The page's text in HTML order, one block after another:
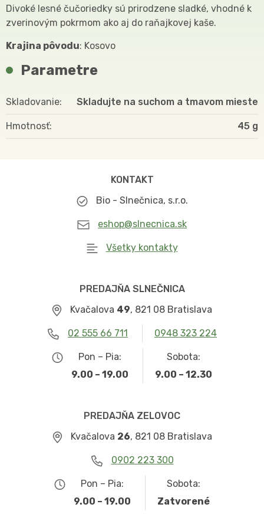
Divoké lesné čučoriedky sú prirodzene sladké, vhodné k
zverinovým pokrmom ako aj do raňajkovej kaše.
Krajina pôvodu: Kosovo
Parametre
Skladovanie Skladujte na suchom a tmavom mieste
Hmotnosť 45
KONTAKT
Bio - Slnečnica, s.r.o.
eshop@slnecnica.sk
Všetky kontakty
PREDAJŇA SLNEČNICA
Kvačalova 49, 821 08 Bratislava
02 555 66 711 0948 323 224
Pon – Pia:
9.00 – 19.00
Sobota:
9.00 – 12.30
PREDAJŇA ZELOVOC
Kvačalova 26, 821 08 Bratislava
0902 223 300
Pon – Pia:
9.00 – 19.00
Sobota:
Zatvorené